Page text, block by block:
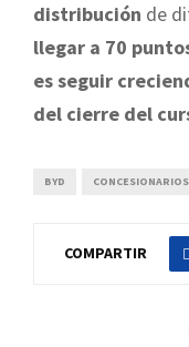
distribución de
llegar a 70
es seguir
del cierre del
BYD CONCESIONARIOS
COMPARTIR